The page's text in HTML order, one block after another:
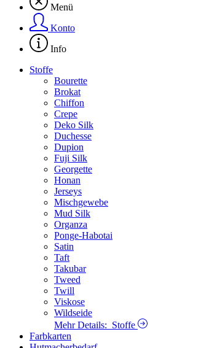
Menü
Konto
Info
Stoffe
Bourette
Brokat
Chiffon
Crepe
Deko Silk
Duchesse
Dupion
Fuji Silk
Georgette
Honan
Jerseys
Mischgewebe
Mud Silk
Organza
Ponge-Habotai
Satin
Taft
Takubar
Tweed
Twill
Viskose
Wildseide
Mehr Details: Stoffe
Farbkarten